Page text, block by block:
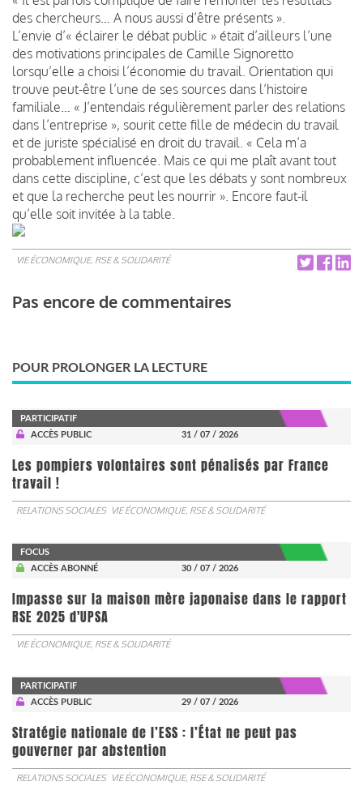
des chercheurs… A nous aussi d’être présents ».
L’envie d’« éclairer le débat public » était d’ailleurs l’une
des motivations principales de Camille Signoretto
lorsqu’elle a choisi l’économie du travail. Orientation qui
trouve peut-être l’une de ses sources dans l’histoire
familiale… « J’entendais régulièrement parler des relations
dans l’entreprise », sourit cette fille de médecin du travail
et de juriste spécialisé en droit du travail. « Cela m’a
probablement influencée. Mais ce qui me plaît avant tout
dans cette discipline, c’est que les débats y sont nombreux
et que la recherche peut les nourrir ». Encore faut-il
qu’elle soit invitée à la table.
VIE ÉCONOMIQUE, RSE & SOLIDARITÉ
Pas encore de commentaires
POUR PROLONGER LA LECTURE
PARTICIPATIF
ACCÈS PUBLIC
31 / 07 / 2026
Les pompiers volontaires sont pénalisés par France
travail !
RELATIONS SOCIALES VIE ÉCONOMIQUE, RSE & SOLIDARITÉ
FOCUS
ACCÈS ABONNÉ
30 / 07 / 2026
Impasse sur la maison mère japonaise dans le rapport
RSE 2025 d'UPSA
VIE ÉCONOMIQUE, RSE & SOLIDARITÉ
PARTICIPATIF
ACCÈS PUBLIC
29 / 07 / 2026
Stratégie nationale de l’ESS : l’État ne peut pas
gouverner par abstention
RELATIONS SOCIALES VIE ÉCONOMIQUE, RSE & SOLIDARITÉ